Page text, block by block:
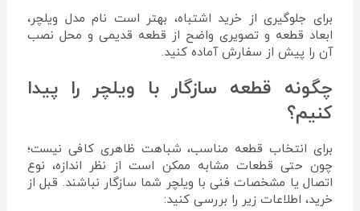
برای جلوگیری از خرید اشتباه، بهتر است نام مدل ویلچر،
ابعاد قطعه و تصویری واضح از قطعه قدیمی و محل نصب
آن را پیش از سفارش آماده کنید.
چگونه قطعه سازگار با ویلچر را پیدا
کنیم؟
برای انتخاب قطعه مناسب، شباهت ظاهری کافی نیست؛
چون حتی قطعات مشابه ممکن است از نظر اندازه، نوع
اتصال یا مشخصات فنی با ویلچر شما سازگار نباشند. قبل از
خرید، اطلاعات زیر را بررسی کنید: